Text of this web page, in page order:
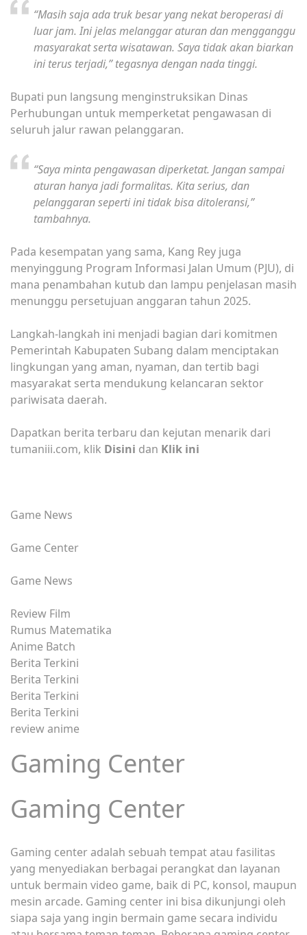
“Masih saja ada truk besar yang nekat beroperasi di
luar jam. Ini jelas melanggar aturan dan mengganggu
masyarakat serta wisatawan. Saya tidak akan biarkan
ini terus terjadi,” tegasnya dengan nada tinggi.
Bupati pun langsung menginstruksikan Dinas
Perhubungan untuk memperketat pengawasan di
seluruh jalur rawan pelanggaran.
“Saya minta pengawasan diperketat. Jangan sampai
aturan hanya jadi formalitas. Kita serius, dan
pelanggaran seperti ini tidak bisa ditoleransi,”
tambahnya.
Pada kesempatan yang sama, Kang Rey juga
menyinggung Program Informasi Jalan Umum (PJU), di
mana penambahan kutub dan lampu penjelasan masih
menunggu persetujuan anggaran tahun 2025.
Langkah-langkah ini menjadi bagian dari komitmen
Pemerintah Kabupaten Subang dalam menciptakan
lingkungan yang aman, nyaman, dan tertib bagi
masyarakat serta mendukung kelancaran sektor
pariwisata daerah.
Dapatkan berita terbaru dan kejutan menarik dari
tumaniii.com, klik Disini dan Klik ini
Game News
Game Center
Game News
Review Film
Rumus Matematika
Anime Batch
Berita Terkini
Berita Terkini
Berita Terkini
Berita Terkini
review anime
Gaming Center
Gaming Center
Gaming center adalah sebuah tempat atau fasilitas
yang menyediakan berbagai perangkat dan layanan
untuk bermain video game, baik di PC, konsol, maupun
mesin arcade. Gaming center ini bisa dikunjungi oleh
siapa saja yang ingin bermain game secara individu